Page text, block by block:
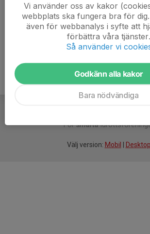
Titel
Ledare
55 år
Försmarta
Välj version: Mobil Desktop
Vi använder oss av kakor
webbplats ska fungera bra för
även för webbanalys i syfte att
förbättra våra tjänster.
Så använder vi
Godkänn alla kakor
Bara nödvändiga